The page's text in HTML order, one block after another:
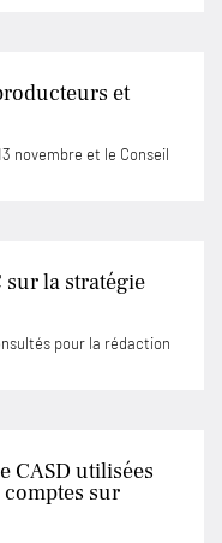
et
novembre et le Conseil
sur la stratégie
pour la rédaction
CASD utilisées
sur